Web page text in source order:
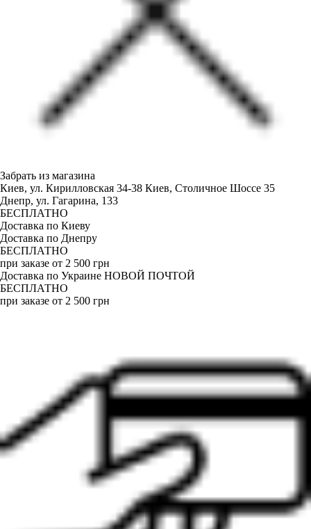
Забрать из магазина
Киев, ул. Кирилловская 34-38 Киев, Столичное Шоссе 35
Днепр, ул. Гагарина, 133
БЕСПЛАТНО
Доставка по Киеву
Доставка по Днепру
БЕСПЛАТНО
при заказе от 2 500 грн
Доставка по Украине НОВОЙ ПОЧТОЙ
БЕСПЛАТНО
при заказе от 2 500 грн